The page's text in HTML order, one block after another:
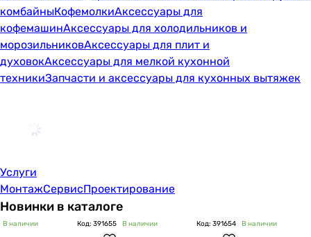
комбайныКофемолкиАксессуары для
кофемашинАксессуары для холодильников и
морозильниковАксессуары для плит и
духовокАксессуары для мелкой кухонной
техникиЗапчасти и аксессуары для кухонных вытяжек
Услуги
МонтажСервисПроектирование
Новинки в каталоге
В наличии Код: 391655 В наличии Код: 391654 В наличии